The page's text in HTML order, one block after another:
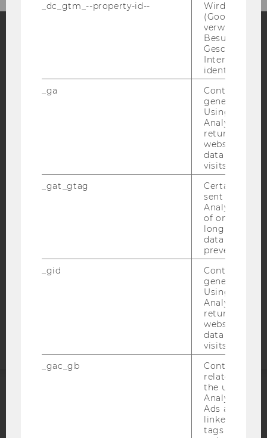
Blog
Bluesky
IMPRESSUM
BARRIEREFREIHEITSERKLÄRUNG WEBSEITE
DATENSCHUTZERKLÄRUNG SOCIAL MEDIA
STUDIENBEWERBER*INNEN UND STUDIERENDE
Barrierefreiheitserklärung
_dc_gtm_--property-id--
Wird von
(Google Tag
verwendet,
Besucher
Geschlecht
Interessen zu
identifizieren.
_ga
Contains a
generated
Using this
Analytics can
returning
website and
data from
visits.
_gat_gtag
Certain data
sent to
Analytics a
of once per
long as it is
data
prevented.
_gid
Contains a
generated
Using this
Analytics can
returning
website and
data from
visits.
_gac_gb
Contains
related
the user. If
Analytics and
Ads accounts
linked, the
tags on the